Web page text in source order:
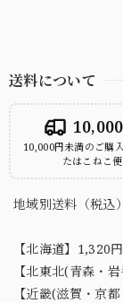
送料について
10,000円未満のご購
たはこねこ
地域別送料（税込）
【北海道】1,320円
【北東北(青森・
【近畿(滋賀・京